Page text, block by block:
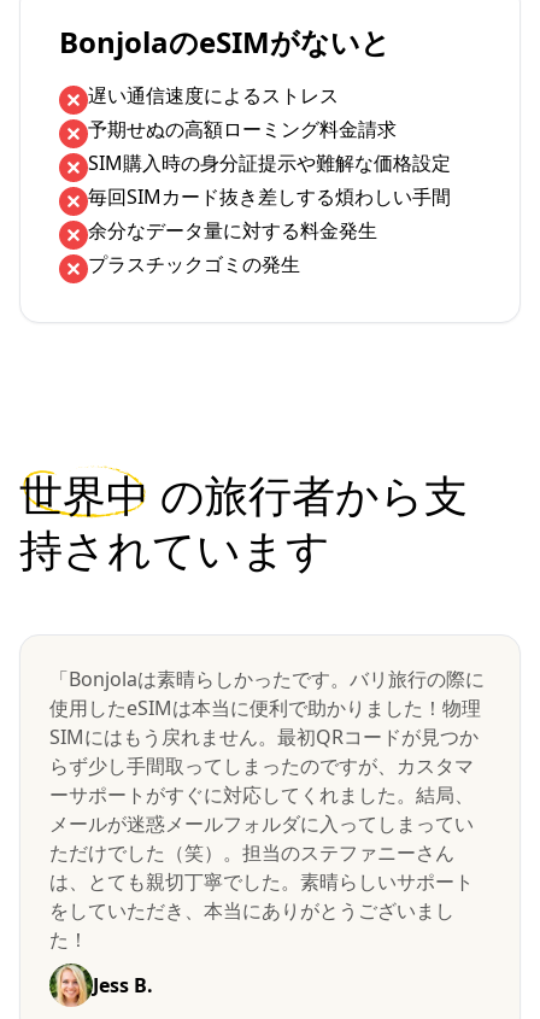
BonjolaのeSIMがないと
遅い通信速度によるストレス
予期せぬの高額ローミング料金請求
SIM購入時の身分証提示や難解な価格設定
毎回SIMカード抜き差しする煩わしい手間
余分なデータ量に対する料金発生
プラスチックゴミの発生
世界中 の旅行者から支
持されています
「Bonjolaは素晴らしかったです。バリ旅行の際に
使用したeSIMは本当に便利で助かりました！物理
SIMにはもう戻れません。最初QRコードが見つか
らず少し手間取ってしまったのですが、カスタマ
ーサポートがすぐに対応してくれました。結局、
メールが迷惑メールフォルダに入ってしまってい
ただけでした（笑）。担当のステファニーさん
は、とても親切丁寧でした。素晴らしいサポート
をしていただき、本当にありがとうございまし
た！
Jess B.